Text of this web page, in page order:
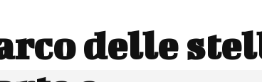
delle